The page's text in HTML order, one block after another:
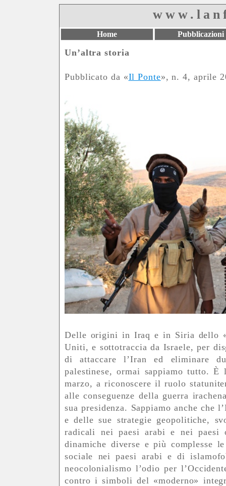
Home Pubblicazioni
Un’altra storia
Pubblicato da «Il Ponte», n. 4, aprile
Delle origini in Iraq e in Siria dello
Uniti, e sottotraccia da Israele, per
di attaccare l’Iran ed eliminare
palestinese, ormai sappiamo tutto.
marzo, a riconoscere il ruolo
alle conseguenze della guerra
sua presidenza. Sappiamo anche che
e delle sue strategie geopolitiche,
radicali nei paesi arabi e nei paesi
dinamiche diverse e più complesse
sociale nei paesi arabi e di
neocolonialismo l’odio per
contro i simboli del «moderno»